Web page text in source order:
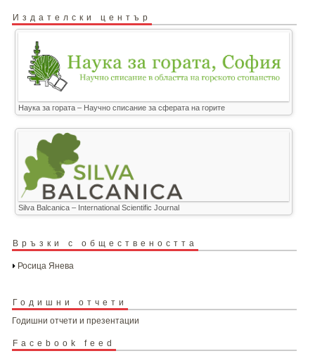
Издателски център
Наука за гората – Научно списание за сферата на горите
Silva Balcanica – International Scientific Journal
Връзки с обществеността
Росица Янева
Годишни отчети
Годишни отчети и презентации
Facebook feed